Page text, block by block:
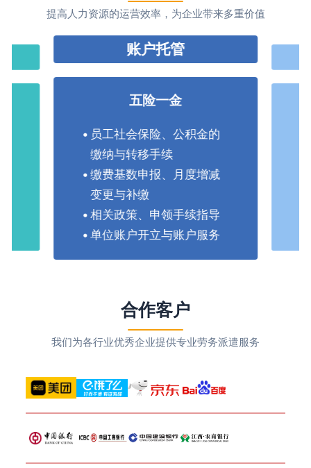
提高人力资源的运营效率，为企业带来多重价值
账户托管
五险一金
员工社会保险、公积金的
缴纳与转移手续
缴费基数申报、月度增减
变更与补缴
相关政策、申领手续指导
单位账户开立与账户服务
合作客户
我们为各行业优秀企业提供专业劳务派遣服务